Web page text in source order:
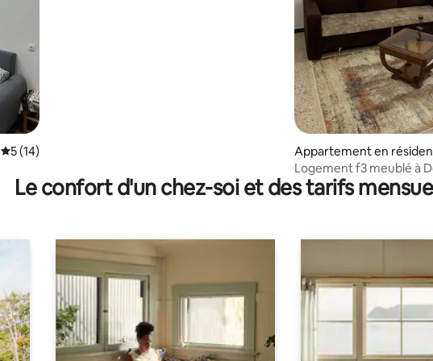
Évaluation moyenne sur la base de 14 commentaires : 5 sur 5
5 (14)
Appartement en
ouaouda
Logement f3 meublé à
Le confort d'un chez-soi et des tarifs